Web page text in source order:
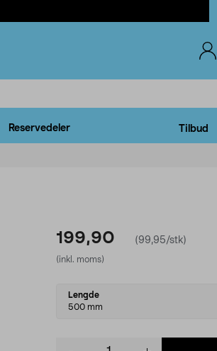
Reservedeler Tilbud
199,90 (99,95/stk)
(inkl. moms)
Select
variant
Lengde
500 mm